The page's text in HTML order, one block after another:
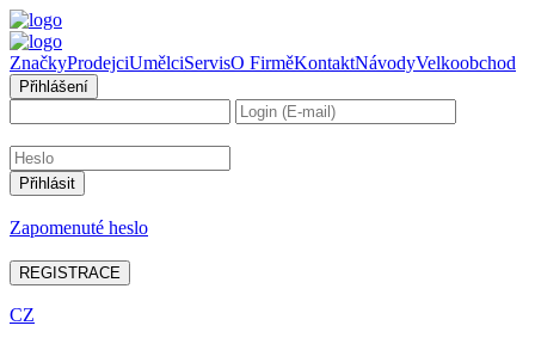
ZnačkyProdejciUmělciServisO FirměKontaktNávodyVelkoobchod
Přihlášení
Zapomenuté heslo
REGISTRACE
CZ